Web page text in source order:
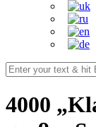
4000